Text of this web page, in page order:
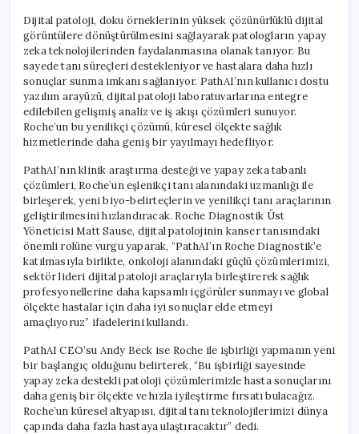
Dijital patoloji, doku örneklerinin yüksek çözünürlüklü dijital
görüntülere dönüştürülmesini sağlayarak patologların yapay
zeka teknolojilerinden faydalanmasına olanak tanıyor. Bu
sayede tanı süreçleri destekleniyor ve hastalara daha hızlı
sonuçlar sunma imkanı sağlanıyor. PathAI’nın kullanıcı dostu
yazılım arayüzü, dijital patoloji laboratuvarlarına entegre
edilebilen gelişmiş analiz ve iş akışı çözümleri sunuyor.
Roche’un bu yenilikçi çözümü, küresel ölçekte sağlık
hizmetlerinde daha geniş bir yayılmayı hedefliyor.
PathAI’nın klinik araştırma desteği ve yapay zeka tabanlı
çözümleri, Roche’un eşlenikçi tanı alanındaki uzmanlığı ile
birleşerek, yeni biyo-belirteçlerin ve yenilikçi tanı araçlarının
geliştirilmesini hızlandıracak. Roche Diagnostik Üst
Yöneticisi Matt Sause, dijital patolojinin kanser tanısındaki
önemli rolüne vurgu yaparak, “PathAI’ın Roche Diagnostik’e
katılmasıyla birlikte, onkoloji alanındaki güçlü çözümlerimizi,
sektör lideri dijital patoloji araçlarıyla birleştirerek sağlık
profesyonellerine daha kapsamlı içgörüler sunmayı ve global
ölçekte hastalar için daha iyi sonuçlar elde etmeyi
amaçlıyoruz” ifadelerini kullandı.
PathAI CEO’su Andy Beck ise Roche ile işbirliği yapmanın yeni
bir başlangıç olduğunu belirterek, “Bu işbirliği sayesinde
yapay zeka destekli patoloji çözümlerimizle hasta sonuçlarını
daha geniş bir ölçekte ve hızla iyileştirme fırsatı bulacağız.
Roche’un küresel altyapısı, dijital tanı teknolojilerimizi dünya
çapında daha fazla hastaya ulaştıracaktır” dedi.